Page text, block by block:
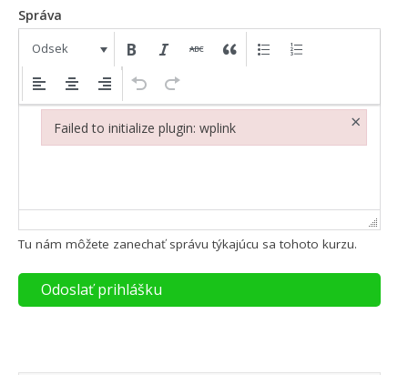
Správa
Odsek
Tu nám môžete zanechať správu týkajúcu sa tohoto kurzu.
Odoslať prihlášku
Failed to initialize plugin: wplink ×
Failed to initialize plugin: wplink